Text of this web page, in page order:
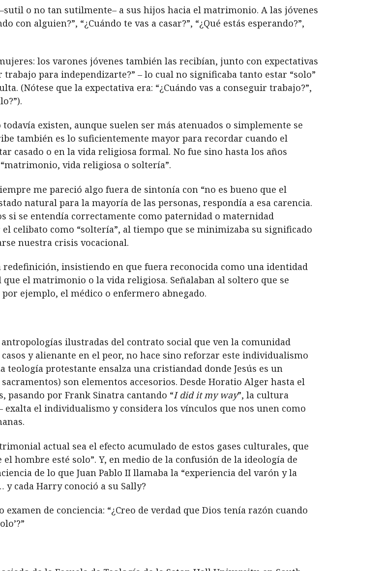
o no tan sutilmente– a sus hijos hacia el matrimonio. A las jóvenes
con alguien?”, “¿Cuándo te vas a casar?”, “¿Qué estás esperando?”,
los varones jóvenes también las recibían, junto con expectativas
para independizarte?” – lo cual no significaba tanto estar “solo”
(Nótese que la expectativa era: “¿Cuándo vas a conseguir trabajo?”,
existen, aunque suelen ser más atenuados o simplemente se
también es lo suficientemente mayor para recordar cuando el
casado o en la vida religiosa formal. No fue sino hasta los años
vida religiosa o soltería”.
me pareció algo fuera de sintonía con “no es bueno que el
natural para la mayoría de las personas, respondía a esa carencia.
si se entendía correctamente como paternidad o maternidad
celibato como “soltería”, al tiempo que se minimizaba su significado
nuestra crisis vocacional.
redefinición, insistiendo en que fuera reconocida como una identidad
el matrimonio o la vida religiosa. Señalaban al soltero que se
ejemplo, el médico o enfermero abnegado.
ilustradas del contrato social que ven la comunidad
y alienante en el peor, no hace sino reforzar este individualismo
teología protestante ensalza una cristiandad donde Jesús es un
son elementos accesorios. Desde Horatio Alger hasta el
pasando por Frank Sinatra cantando “I did it my way”, la cultura
exalta el individualismo y considera los vínculos que nos unen como
actual sea el efecto acumulado de estos gases culturales, que
el hombre esté solo”. Y, en medio de la confusión de la ideología de
de lo que Juan Pablo II llamaba la “experiencia del varón y la
cada Harry conoció a su Sally?
de conciencia: “¿Creo de verdad que Dios tenía razón cuando